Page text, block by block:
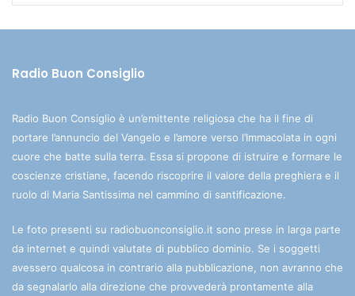
Radio Buon Consiglio
Radio Buon Consiglio è un’emittente religiosa che ha il fine di
portare l’annuncio del Vangelo e l’amore verso l’Immacolata in ogni
cuore che batte sulla terra. Essa si propone di istruire e formare le
coscienze cristiane, facendo riscoprire il valore della preghiera e il
ruolo di Maria Santissima nel cammino di santificazione.
Le foto presenti su radiobuonconsiglio.it sono prese in larga parte
da internet e quindi valutate di pubblico dominio. Se i soggetti
avessero qualcosa in contrario alla pubblicazione, non avranno che
da segnalarlo alla direzione che provvederà prontamente alla